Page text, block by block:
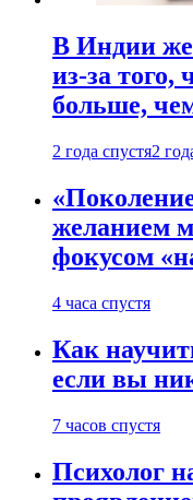
В Индии
из-за
больше,
2 года спустя2
желанием
фокусом
4 часа спустя
Как
если вы
7 часов спустя
Психолог